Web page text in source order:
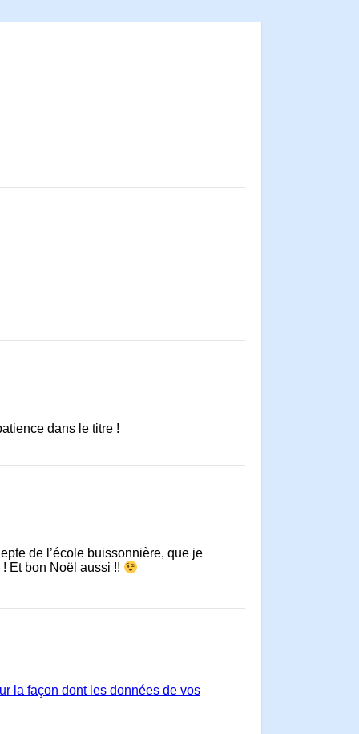
dans le titre !
de l’école buissonnière, que je
Et bon Noël aussi !!
la façon dont les données de vos